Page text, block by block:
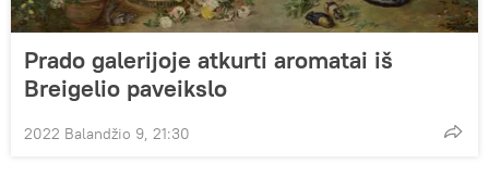
Prado galerijoje atkurti aromatai iš
Breigelio paveikslo
2022 Balandžio 9, 21:30